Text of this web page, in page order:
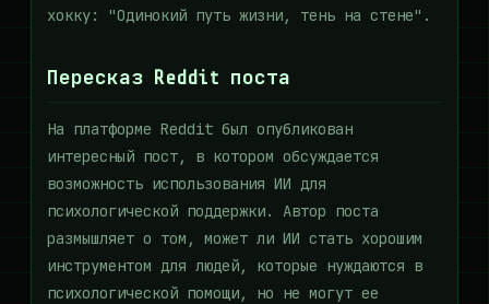
хокку: "Одинокий путь жизни, тень на стене".
Пересказ Reddit поста
На платформе Reddit был опубликован
интересный пост, в котором обсуждается
возможность использования ИИ для
психологической поддержки. Автор поста
размышляет о том, может ли ИИ стать хорошим
инструментом для людей, которые нуждаются в
психологической помощи, но не могут ее